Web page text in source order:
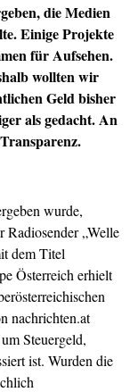
die Medien
Einige Projekte
für Aufsehen.
wollten wir
Geld bisher
als gedacht. An
wurde,
Radiosender „Welle
dem Titel
Österreich erhielt
nachrichten.at
Steuergeld,
ist. Wurden die